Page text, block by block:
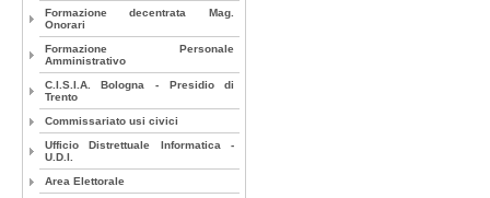
Formazione decentrata Mag.
Onorari
Formazione Personale
Amministrativo
C.I.S.I.A. Bologna - Presidio di
Trento
Commissariato usi civici
Ufficio Distrettuale Informatica -
U.D.I.
Area Elettorale